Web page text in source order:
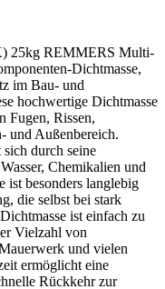
25kg REMMERS Multi-
Dichtmasse,
im Bau- und
hochwertige Dichtmasse
Fugen, Rissen,
und Außenbereich.
durch seine
Chemikalien und
ist besonders langlebig
die selbst bei stark
ist einfach zu
Vielzahl von
und vielen
ermöglicht eine
Rückkehr zur